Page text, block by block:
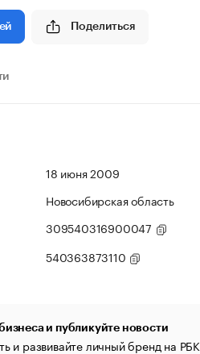
Поделиться
18 июня 2009
Новосибирская область
309540316900047
540363873110
и публикуйте новости
и развивайте личный бренд на РБК